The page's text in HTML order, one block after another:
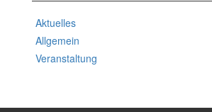
Aktuelles
Allgemein
Veranstaltung